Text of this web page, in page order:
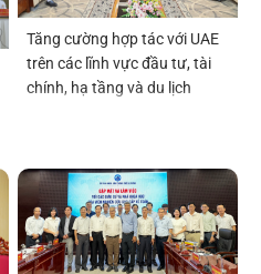
Tăng cường hợp tác với UAE
trên các lĩnh vực đầu tư, tài
chính, hạ tầng và du lịch